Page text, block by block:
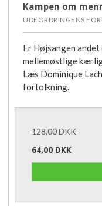
Kampen om
UDFORDRINGENS
Er Højsangen andet
mellemøstlige
Læs Dominique
fortolkning.
128,00 DKK
64,00 DKK